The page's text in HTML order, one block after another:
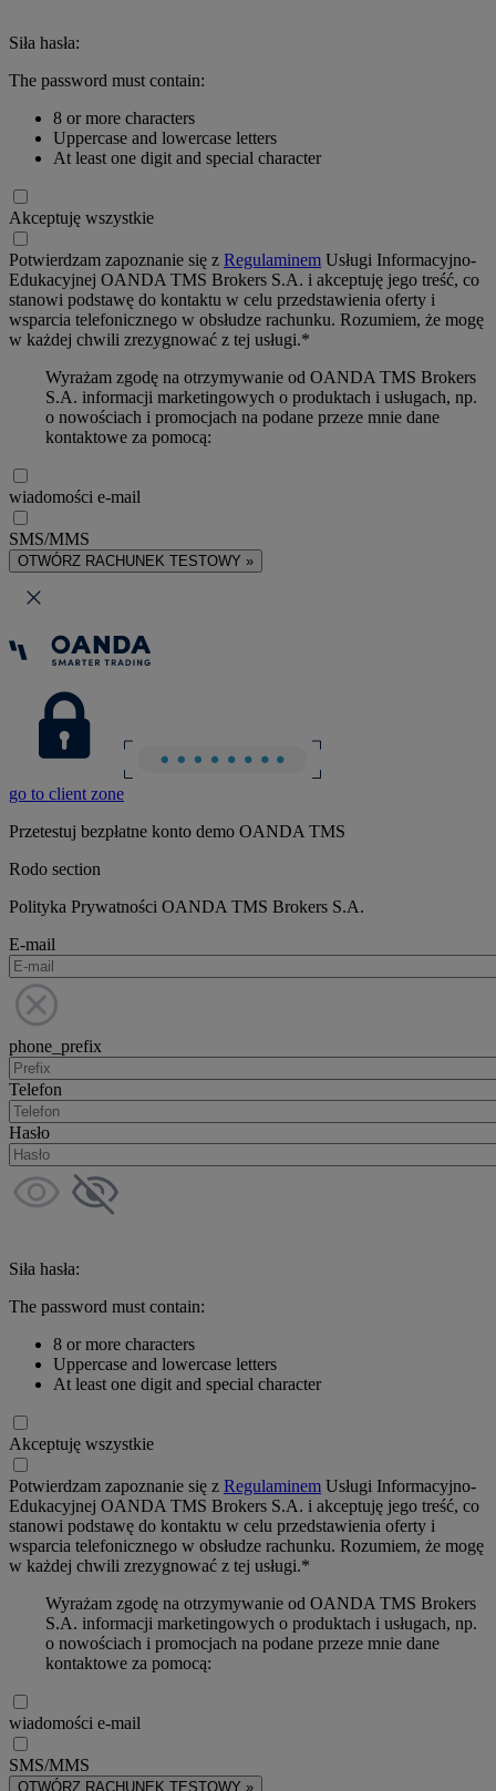
Siła hasła:
The password must contain:
8 or more characters
Uppercase and lowercase letters
At least one digit and special character
Akceptuję wszystkie
Potwierdzam zapoznanie się z Regulaminem Usługi Informacyjno-
Edukacyjnej OANDA TMS Brokers S.A. i akceptuję jego treść, co
stanowi podstawę do kontaktu w celu przedstawienia oferty i
wsparcia telefonicznego w obsłudze rachunku. Rozumiem, że mogę
w każdej chwili zrezygnować z tej usługi.*
Wyrażam zgodę na otrzymywanie od OANDA TMS Brokers
S.A. informacji marketingowych o produktach i usługach, np.
o nowościach i promocjach na podane przeze mnie dane
kontaktowe za pomocą:
wiadomości e-mail
SMS/MMS
OTWÓRZ RACHUNEK TESTOWY »
go to client zone
Przetestuj bezpłatne konto demo OANDA TMS
Rodo section
Polityka Prywatności OANDA TMS Brokers S.A.
E-mail
phone_prefix
Telefon
Hasło
Siła hasła:
The password must contain:
8 or more characters
Uppercase and lowercase letters
At least one digit and special character
Akceptuję wszystkie
Potwierdzam zapoznanie się z Regulaminem Usługi Informacyjno-
Edukacyjnej OANDA TMS Brokers S.A. i akceptuję jego treść, co
stanowi podstawę do kontaktu w celu przedstawienia oferty i
wsparcia telefonicznego w obsłudze rachunku. Rozumiem, że mogę
w każdej chwili zrezygnować z tej usługi.*
Wyrażam zgodę na otrzymywanie od OANDA TMS Brokers
S.A. informacji marketingowych o produktach i usługach, np.
o nowościach i promocjach na podane przeze mnie dane
kontaktowe za pomocą:
wiadomości e-mail
SMS/MMS
OTWÓRZ RACHUNEK TESTOWY »